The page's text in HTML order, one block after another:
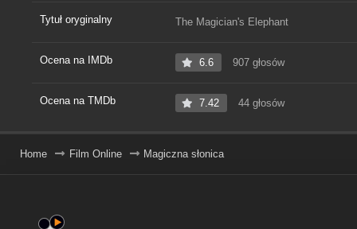
Tytuł oryginalny The Magician's Elephant
Ocena na IMDb 6.6 907 głosów
Ocena na TMDb 7.42 44 głosów
Home Film Online Magiczna słonica